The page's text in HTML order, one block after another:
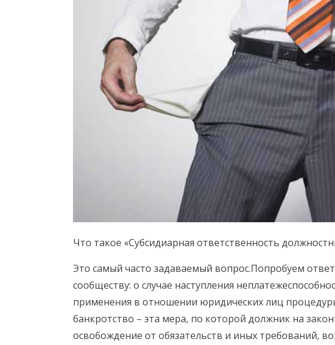
Что такое «Субсидиарная ответственность
Это самый часто задаваемый вопрос.Попробуем
сообществу: о случае наступления
применения в отношении юридических лиц
банкротство – эта мера, по которой должник на
освобождение от обязательств и иных требований,